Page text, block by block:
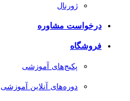
ژورنال
درخواست مشاوره
فروشگاه
پکیج‌های آموزشی
دوره‌های آنلاین آموزشی